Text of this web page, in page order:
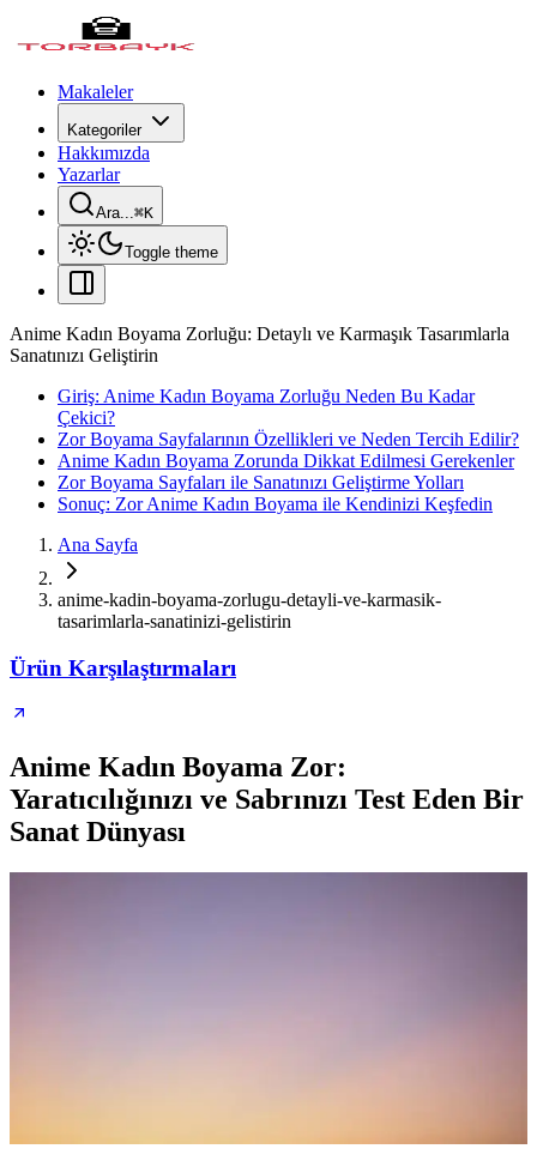
Makaleler
Kategoriler
Hakkımızda
Yazarlar
Ara...⌘K
Toggle theme
Anime Kadın Boyama Zorluğu: Detaylı ve Karmaşık Tasarımlarla
Sanatınızı Geliştirin
Giriş: Anime Kadın Boyama Zorluğu Neden Bu Kadar
Çekici?
Zor Boyama Sayfalarının Özellikleri ve Neden Tercih Edilir?
Anime Kadın Boyama Zorunda Dikkat Edilmesi Gerekenler
Zor Boyama Sayfaları ile Sanatınızı Geliştirme Yolları
Sonuç: Zor Anime Kadın Boyama ile Kendinizi Keşfedin
Ana Sayfa
anime-kadin-boyama-zorlugu-detayli-ve-karmasik-
tasarimlarla-sanatinizi-gelistirin
Ürün Karşılaştırmaları
Anime Kadın Boyama Zor:
Yaratıcılığınızı ve Sabrınızı Test Eden Bir
Sanat Dünyası